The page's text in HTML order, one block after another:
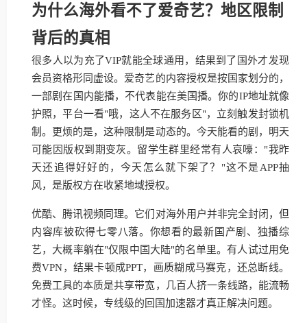
为什么海外看不了爱奇艺？地区限制
背后的真相
很多人以为充了VIP就能全球通用，结果到了国外才发现
会员资格形同虚设。爱奇艺的内容授权是按国家划分的，
一部剧在国内能播，不代表能在美国播。你的IP地址就像
护照，平台一看"哦，这人不在服务区"，立刻触发封锁机
制。更烦的是，这种限制是动态的。今天能看的剧，明天
可能因版权到期变灰。留学生群里经常有人哀嚎："我昨
天还追得好好的，今天怎么就下架了？"这不是APP抽
风，是版权方在收紧地域授权。
优酷、腾讯视频同理。它们对海外用户并非完全封闭，但
内容库被砍得七零八落。你想看的最新国产剧、独播综
艺，大概率躺在"仅限中国大陆"的名单里。有人试过用免
费VPN，结果卡顿成PPT，画质糊成马赛克，还总断线。
免费工具的本质是共享带宽，几百人挤一条线路，能流畅
才怪。这时候，专线级的回国加速器才真正解决问题。